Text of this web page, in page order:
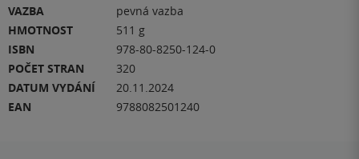
VAZBA
pevná vazba
HMOTNOST
511 g
ISBN
978-80-8250-124-0
POČET STRAN
320
DATUM VYDÁNÍ
20.11.2024
EAN
9788082501240